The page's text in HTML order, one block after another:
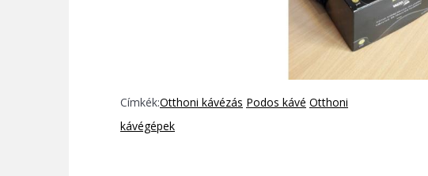
Címkék:Otthoni kávézás Podos kávé Otthoni
kávégépek